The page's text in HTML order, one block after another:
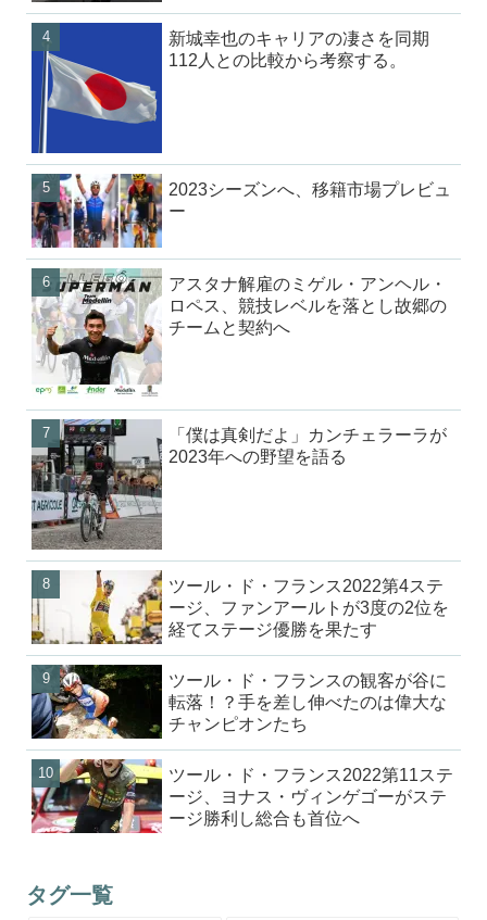
新城幸也のキャリアの凄さを同期
112人との比較から考察する。
2023シーズンへ、移籍市場プレビュ
ー
アスタナ解雇のミゲル・アンヘル・
ロペス、競技レベルを落とし故郷の
チームと契約へ
「僕は真剣だよ」カンチェラーラが
2023年への野望を語る
ツール・ド・フランス2022第4ステ
ージ、ファンアールトが3度の2位を
経てステージ優勝を果たす
ツール・ド・フランスの観客が谷に
転落！？手を差し伸べたのは偉大な
チャンピオンたち
ツール・ド・フランス2022第11ステ
ージ、ヨナス・ヴィンゲゴーがステ
ージ勝利し総合も首位へ
タグ一覧